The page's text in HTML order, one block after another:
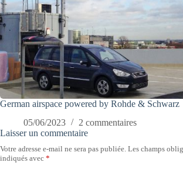
German airspace powered by Rohde & Schwarz
05/06/2023
2 commentaires
Laisser un commentaire
Votre adresse e-mail ne sera pas publiée. Les champs
indiqués avec *